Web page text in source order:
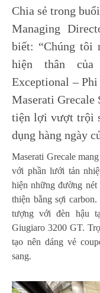
Chia sẻ trong
Managing
biết: “Chúng tôi
hiện thân của
Exceptional –
Maserati Grecale
tiện lợi vượt trội
dụng hàng ngày
Maserati Grecale
với phần lưới tản
hiện những đường
thiện bằng sợi
tượng với đèn hậu
Giugiaro 3200 GT.
tạo nên dáng vẻ
sang.